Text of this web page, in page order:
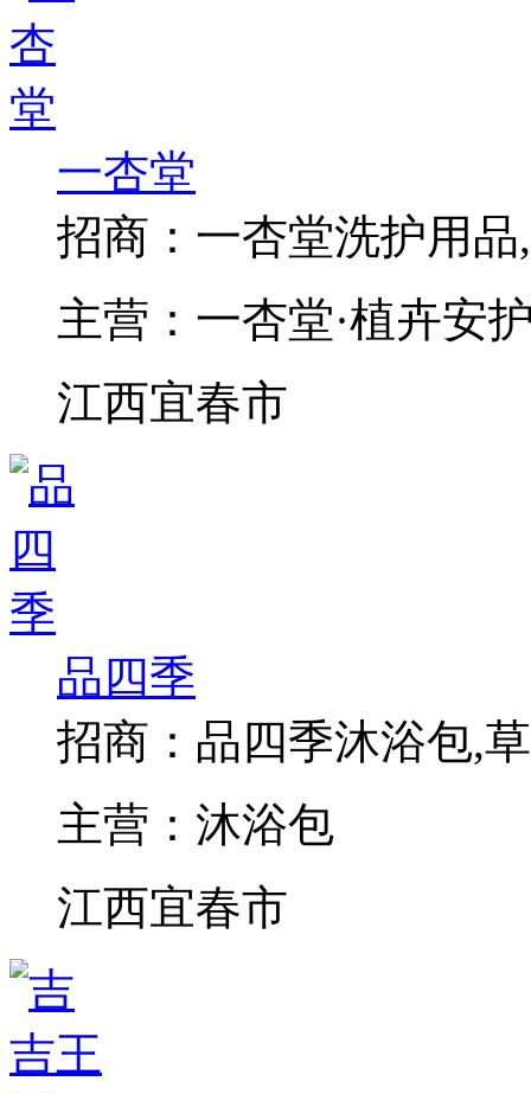
一杏堂
招商： 一杏堂洗护用
主营： 一杏堂·植卉安
江西宜春市
品四季
招商： 品四季沐浴包,
主营： 沐浴包
江西宜春市